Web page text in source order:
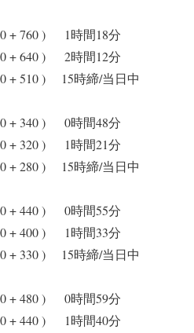
+ 760 ) 1時間18分
+ 640 ) 2時間12分
+ 510 ) 15時締/当日中
+ 340 ) 0時間48分
+ 320 ) 1時間21分
+ 280 ) 15時締/当日中
+ 440 ) 0時間55分
+ 400 ) 1時間33分
+ 330 ) 15時締/当日中
+ 480 ) 0時間59分
+ 440 ) 1時間40分